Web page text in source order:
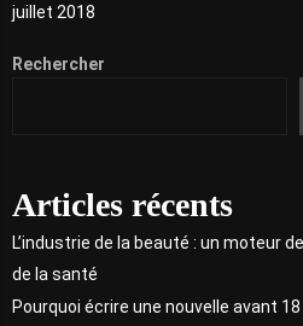
juillet 2018
Rechercher
Articles récents
L’industrie de la beauté : un moteur
de la santé
Pourquoi écrire une nouvelle avant